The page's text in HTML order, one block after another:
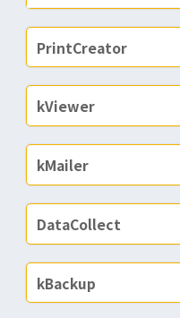
PrintCreator
kViewer
kMailer
DataCollect
kBackup